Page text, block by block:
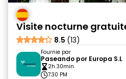
Visite nocturne
8.5 (13)
Fournie par
Paseando por Europa S.L
2h 30min
7:30 PM